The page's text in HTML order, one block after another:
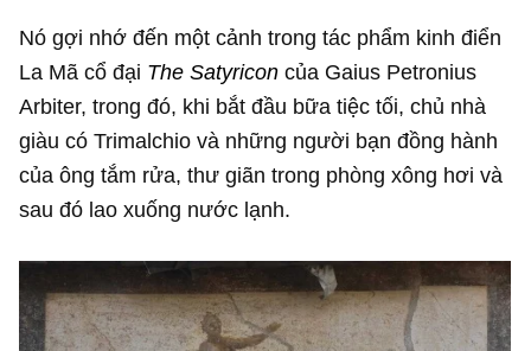
Nó gợi nhớ đến một cảnh trong tác phẩm kinh điển
La Mã cổ đại The Satyricon của Gaius Petronius
Arbiter, trong đó, khi bắt đầu bữa tiệc tối, chủ nhà
giàu có Trimalchio và những người bạn đồng hành
của ông tắm rửa, thư giãn trong phòng xông hơi và
sau đó lao xuống nước lạnh.